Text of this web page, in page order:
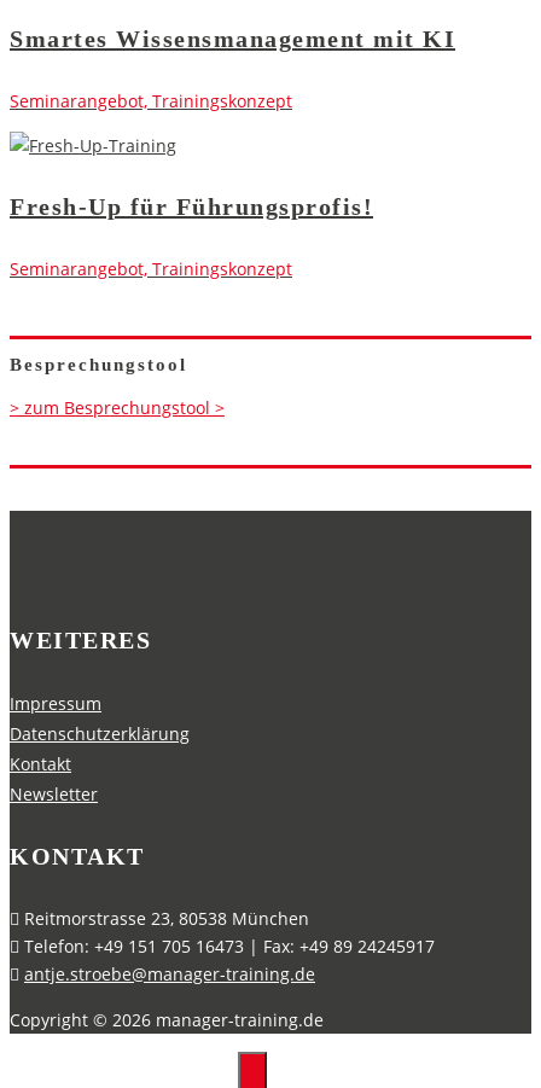
Smartes Wissensmanagement mit KI
Seminarangebot, Trainingskonzept
Fresh-Up für Führungsprofis!
Seminarangebot, Trainingskonzept
Besprechungstool
> zum Besprechungstool >
WEITERES
Impressum
Datenschutzerklärung
Kontakt
Newsletter
KONTAKT
Reitmorstrasse 23, 80538 München
Telefon: +49 151 705 16473 | Fax: +49 89 24245917
antje.stroebe@manager-training.de
Copyright © 2026 manager-training.de